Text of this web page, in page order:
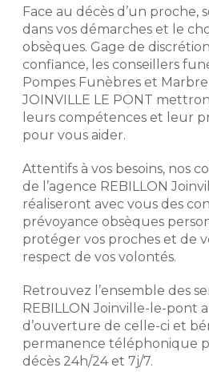
semelle, hors
des stocks
monuments et de la
granits. Remise
maximum de 4 000 €
conditions de l’offre
dans les mentions
Demander un
marbrerie
Notre histoire
l'expérience de nos
funéraires.
respectueux, ils
professionnalisme à
afin de déterminer
budget et vos
aborder votre
Préparer
obsèques
Prévoir ses
les prestations qui
composer
en charge de qualité,
établissons avec
que vous souhaitez
(inhumation,
civile ou religieuse,
etc.).
Face au décès d’un proche,
dans vos démarches et le
obsèques. Gage de
confiance, les conseillers
Pompes Funèbres et
JOINVILLE LE PONT
leurs compétences et leur
pour vous aider.
Attentifs à vos besoins, nos
de l’agence REBILLON
réaliseront avec vous des
prévoyance obsèques
protéger vos proches et de
respect de vos volontés.
Retrouvez l’ensemble des
REBILLON Joinville-le-pont
d’ouverture de celle-ci et
permanence téléphonique
décès 24h/24 et 7j/7.